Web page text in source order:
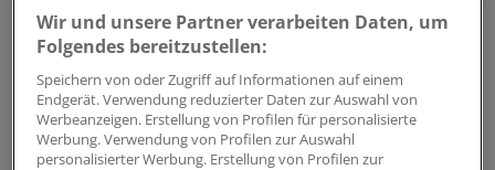
Überraschendes Geständnis
Der Arzt hatte nach monatelangem Schweigen
überraschend am 25. Juni gestanden, zwölf schwer
kranke Patientinnen und Patienten bei Hausbesuchen
Wir und unsere Partner verarbeiten Daten, um
Folgendes bereitzustellen:
Speichern von oder Zugriff auf Informationen auf einem
Endgerät. Verwendung reduzierter Daten zur Auswahl von
Werbeanzeigen. Erstellung von Profilen für personalisierte
Werbung. Verwendung von Profilen zur Auswahl
personalisierter Werbung. Erstellung von Profilen zur